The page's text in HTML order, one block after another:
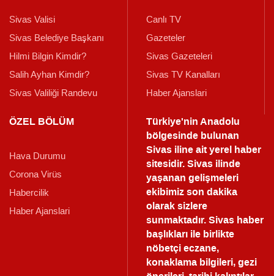
Sivas Valisi
Sivas Belediye Başkanı
Hilmi Bilgin Kimdir?
Salih Ayhan Kimdir?
Sivas Valiliği Randevu
Canlı TV
Gazeteler
Sivas Gazeteleri
Sivas TV Kanalları
Haber Ajanslari
ÖZEL BÖLÜM
Hava Durumu
Corona Virüs
Habercilik
Haber Ajanslari
Türkiye'nin Anadolu
bölgesinde bulunan
Sivas iline ait yerel haber
sitesidir. Sivas ilinde
yaşanan gelişmeleri
ekibimiz son dakika
olarak sizlere
sunmaktadır.Sivas haber
başlıkları ile birlikte
nöbetçi eczane,
konaklama bilgileri, gezi